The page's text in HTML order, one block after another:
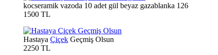
kocseramik vazoda 10 adet gül beyaz gazablanka 126
1500 TL
Hastaya Çiçek Geçmiş Olsun
2250 TL